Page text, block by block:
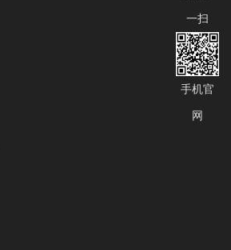
一扫
手机官
网